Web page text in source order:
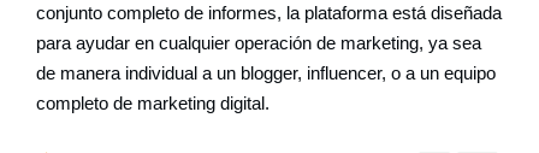
conjunto completo de informes, la plataforma está diseñada
para ayudar en cualquier operación de marketing, ya sea
de manera individual a un blogger, influencer, o a un equipo
completo de marketing digital.